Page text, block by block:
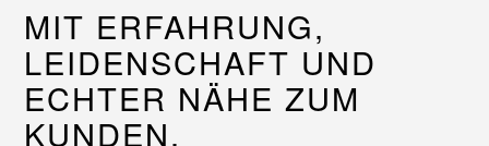
MIT ERFAHRUNG,
LEIDENSCHAFT UND
ECHTER NÄHE ZUM
KUNDEN.